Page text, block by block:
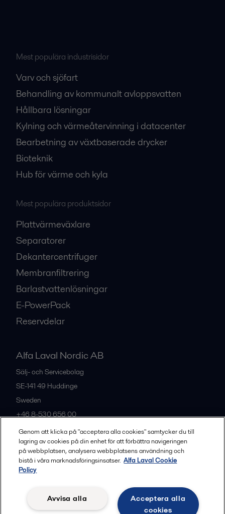
Mest populära industrisidor
Varv och sjöfart
Behandling av kommunalt avloppsvatten
Hållbara lösningar
Kylning och värmeåtervinning i datacenter
Bearbetning av växtbaserade drycker
Bioteknik
Hub för värme och kyla
Mest populära produktsidor
Plattvärmeväxlare
Separatorer
Dekantercentrifuger
Membranfiltrering
Barlastvattenlösningar
E-PowerPack
Reservdelar
Alfa Laval Nordic AB
Sälj- och Servicebolag
SE-141 49 Huddinge
Sweden
+46 8-530 656 00
Alla kontor och partners
Legal terms and conditions
Community guidelines
Genom att klicka på "acceptera alla cookies" samtycker du till
lagring av cookies på din enhet för att förbättra navigeringen
på webbplatsen, analysera webbplatsens användning och
bistå i våra marknadsföringsinsatser. Alfa Laval Cookie
Policy
Acceptera alla
cookies
Avvisa alla